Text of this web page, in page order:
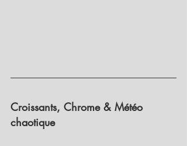
Croissants, Chrome & Météo
chaotique